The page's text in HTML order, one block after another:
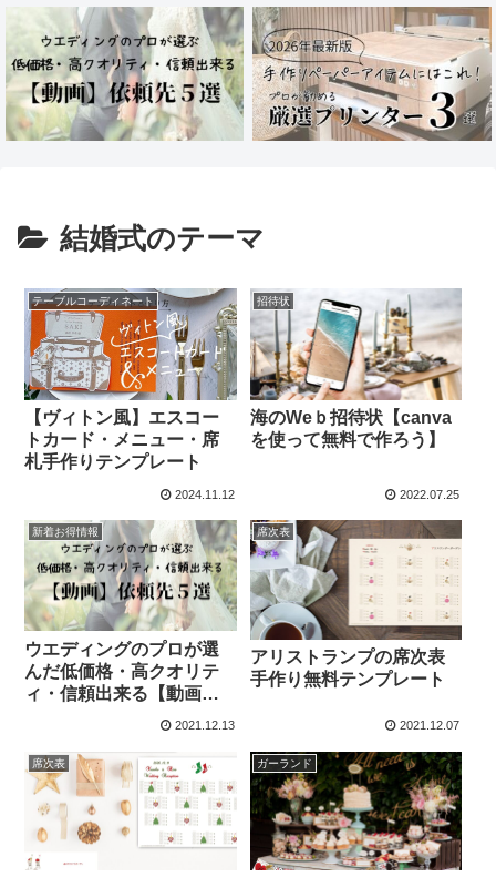
結婚式のテーマ
テーブルコーディネート
【ヴィトン風】エスコー
トカード・メニュー・席
札手作りテンプレート
2024.11.12
招待状
海のWeｂ招待状【canva
を使って無料で作ろう】
2022.07.25
新着お得情報
ウエディングのプロが選
んだ低価格・高クオリテ
ィ・信頼出来る【動画】
2021.12.13
席次表
アリストランプの席次表
手作り無料テンプレート
2021.12.07
席次表 ガーランド